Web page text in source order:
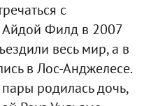
с
Айдой Филд в 2007
весь мир, а в
в Лос-Анджелесе.
родилась дочь,